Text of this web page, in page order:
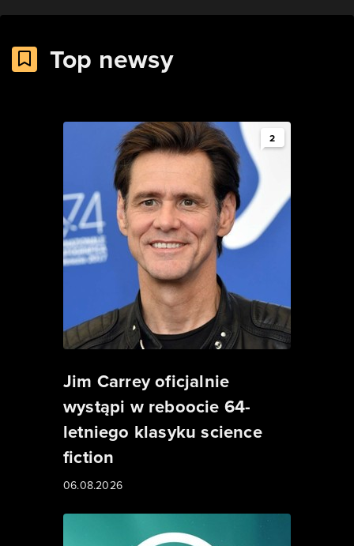
Top newsy
2
Jim Carrey oficjalnie
wystąpi w reboocie 64-
letniego klasyku science
fiction
06.08.2026